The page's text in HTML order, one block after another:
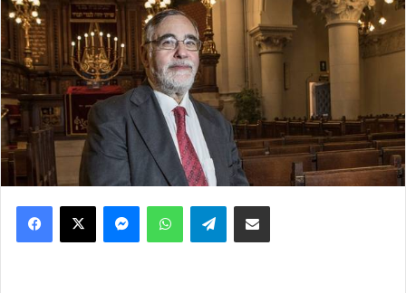
WhatsApp Telegram